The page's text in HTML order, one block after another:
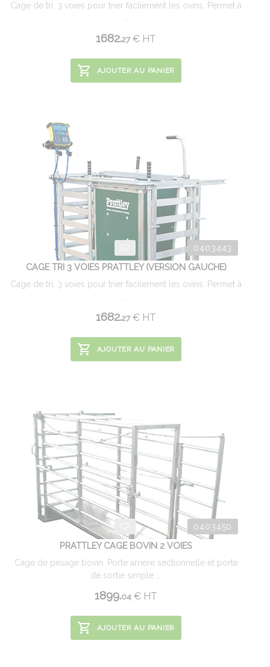
Cage de tri, 3 voies pour trier facilement les ovins. Permet à
1682.27 € HT
AJOUTER AU PANIER
0403443
CAGE TRI 3 VOIES PRATTLEY (VERSION GAUCHE)
Cage de tri, 3 voies pour trier facilement les ovins. Permet à
1682.27 € HT
AJOUTER AU PANIER
0403450
PRATTLEY CAGE BOVIN 2 VOIES
Cage de pesage bovin. Porte arrière sectionnelle et porte
de sortie simple ...
1899.04 € HT
AJOUTER AU PANIER